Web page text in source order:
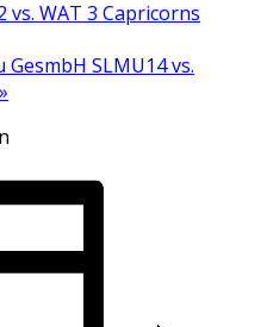
WAT 3 Capricorns
SLMU14 vs.
»